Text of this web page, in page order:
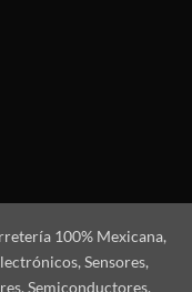
100% Mexicana,
Sensores,
Semiconductores,